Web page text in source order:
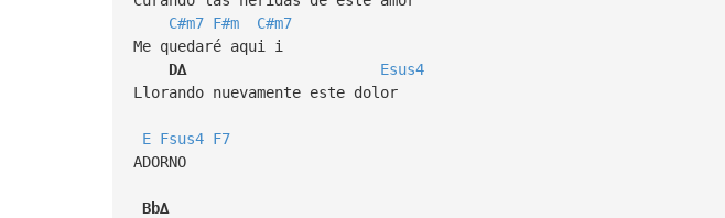
C#m7 F#m
C#m7
Me quedaré aqui i
D∆
Esus4
Llorando nuevamente este dolor
E Fsus4 F7
ADORNO
Bb∆